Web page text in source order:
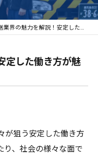
界の魅力を解説！安定した働き方が魅力の職場
定した働き方が魅
が狙う安定した働き方
り、社会の様々な面で